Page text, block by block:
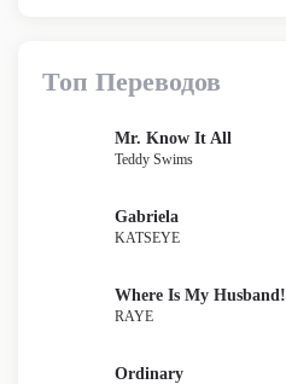
Топ Переводов
Mr. Know It All
Teddy Swims
Gabriela
KATSEYE
Where Is My Husband!
RAYE
Ordinary